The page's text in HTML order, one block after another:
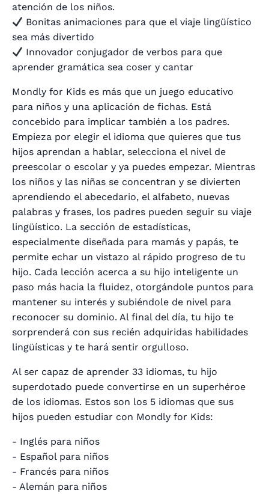
atención de los niños.
Bonitas animaciones para que el viaje lingüístico
sea más divertido
Innovador conjugador de verbos para que
aprender gramática sea coser y cantar
Mondly for Kids es más que un juego educativo
para niños y una aplicación de fichas. Está
concebido para implicar también a los padres.
Empieza por elegir el idioma que quieres que tus
hijos aprendan a hablar, selecciona el nivel de
preescolar o escolar y ya puedes empezar. Mientras
los niños y las niñas se concentran y se divierten
aprendiendo el abecedario, el alfabeto, nuevas
palabras y frases, los padres pueden seguir su viaje
lingüístico. La sección de estadísticas,
especialmente diseñada para mamás y papás, te
permite echar un vistazo al rápido progreso de tu
hijo. Cada lección acerca a su hijo inteligente un
paso más hacia la fluidez, otorgándole puntos para
mantener su interés y subiéndole de nivel para
reconocer su dominio. Al final del día, tu hijo te
sorprenderá con sus recién adquiridas habilidades
lingüísticas y te hará sentir orgulloso.
Al ser capaz de aprender 33 idiomas, tu hijo
superdotado puede convertirse en un superhéroe
de los idiomas. Estos son los 5 idiomas que sus
hijos pueden estudiar con Mondly for Kids:
- Inglés para niños
- Español para niños
- Francés para niños
- Alemán para niños